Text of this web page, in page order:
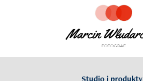
Studio i produkty